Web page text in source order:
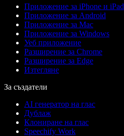
Приложение за iPhone и iPad
Приложение за Android
Приложение за Mac
Приложение за Windows
Уеб приложение
Разширение за Chrome
Разширение за Edge
Изтегляне
За създатели
AI генератор на глас
Дублаж
Клониране на глас
Speechify Work